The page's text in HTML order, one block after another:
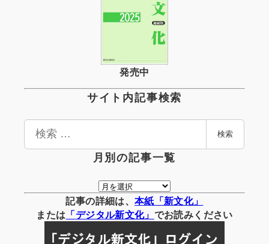
発売中
サイト内記事検索
検
検索
月別の記事一覧
月
別
の
事
記事の詳細は、 本紙「新文化」
または 「デジタル新文化」 でお読みください